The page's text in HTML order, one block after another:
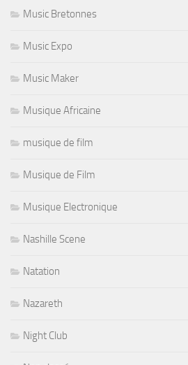
Music Bretonnes
Music Expo
Music Maker
Musique Africaine
musique de film
Musique de Film
Musique Electronique
Nashille Scene
Natation
Nazareth
Night Club